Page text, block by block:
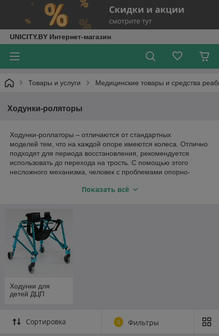
UNICITY.BY Интернет-магазин
Товары и услуги Медицинские товары и средства
Ходунки-роляторы
Ходунки-роллаторы – отличаются от стандартных
моделей тем, что на каждой опоре имеются колеса. Отлично
подходят для периода восстановления, рекомендуется
использовать до перехода на трость. С помощью этого
несложного механизма, человек с проблемами опорно-
Показать всё
Ходунки для
детей ДЦП
Сортировка 0 Фильтры